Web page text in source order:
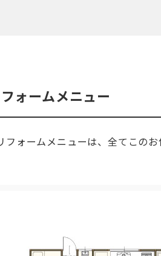
ォームメニュー
フォームメニューは、全てこの